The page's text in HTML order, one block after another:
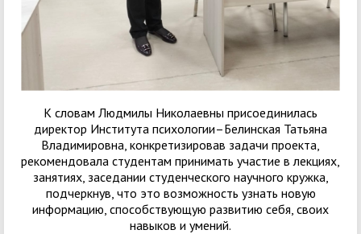
К словам Людмилы Николаевны присоединилась
директор Института психологии–Белинская Татьяна
Владимировна, конкретизировав задачи проекта,
рекомендовала студентам принимать участие в лекциях,
занятиях, заседании студенческого научного кружка,
подчеркнув, что это возможность узнать новую
информацию, способствующую развитию себя, своих
навыков и умений.